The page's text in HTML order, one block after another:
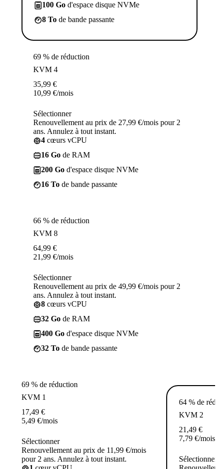
100 Go d'espace disque NVMe
8 To de bande passante
69 % de réduction
KVM 4
35,99 €
10,99 €/mois
Sélectionner
Renouvellement au prix de 27,99 €/mois pour 2
ans. Annulez à tout instant.
4 cœurs vCPU
16 Go de RAM
200 Go d'espace disque NVMe
16 To de bande passante
66 % de réduction
KVM 8
64,99 €
21,99 €/mois
Sélectionner
Renouvellement au prix de 49,99 €/mois pour 2
ans. Annulez à tout instant.
8 cœurs vCPU
32 Go de RAM
400 Go d'espace disque NVMe
32 To de bande passante
69 % de réduction
KVM 1
17,49 €
5,49 €/mois
Sélectionner
Renouvellement au prix de 11,99 €/mois
pour 2 ans. Annulez à tout instant.
64 % de
KVM 2
21,49 €
7,79 €/mois
Sélectionner